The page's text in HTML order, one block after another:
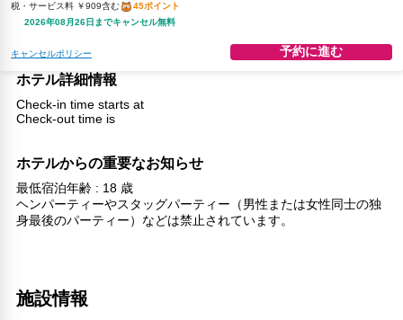
税・サービス料 ￥909含む
45ポイント
2026年08月26日までキャンセル無料
キャンセルポリシー 予約に進む
ホテル詳細情報
Check-in time starts at
Check-out time is
ホテルからの重要なお知らせ
最低宿泊年齢 : 18 歳
ヘンパーティーやスタッグパーティー（男性または女性同士の独
身最後のパーティー）などは禁止されています。
施設情報